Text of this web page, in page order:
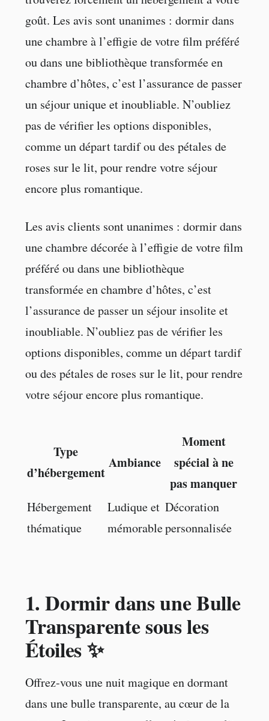
goût. Les avis sont unanimes : dormir dans
une chambre à l’effigie de votre film préféré
ou dans une bibliothèque transformée en
chambre d’hôtes, c’est l’assurance de passer
un séjour unique et inoubliable. N’oubliez
pas de vérifier les options disponibles,
comme un départ tardif ou des pétales de
roses sur le lit, pour rendre votre séjour
encore plus romantique.
Les avis clients sont unanimes : dormir dans
une chambre décorée à l’effigie de votre film
préféré ou dans une bibliothèque
transformée en chambre d’hôtes, c’est
l’assurance de passer un séjour insolite et
inoubliable. N’oubliez pas de vérifier les
options disponibles, comme un départ tardif
ou des pétales de roses sur le lit, pour rendre
votre séjour encore plus romantique.
Type
d’hébergement
Ambiance
Moment
spécial à ne
pas manquer
Hébergement
thématique
Ludique et
mémorable
Décoration
personnalisée
1.Dormir dans une Bulle
Transparente sous les
Étoiles ✨
Offrez-vous une nuit magique en dormant
dans une bulle transparente, au cœur de la